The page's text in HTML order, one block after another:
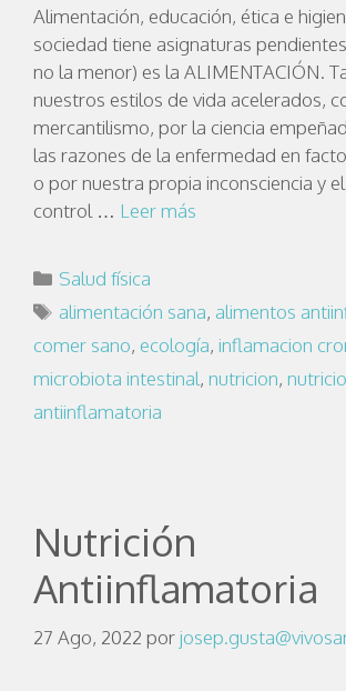
Alimentación, educación, ética e
sociedad tiene asignaturas
no la menor) es la ALIMENTACIÓN.
nuestros estilos de vida acelerados,
mercantilismo, por la ciencia
las razones de la enfermedad en
o por nuestra propia inconsciencia y
control … Leer más
Salud física
alimentación sana, alimentos
comer sano, ecología, inflamacion
microbiota intestinal, nutricion,
antiinflamatoria
Nutrición
Antiinflamatoria
27 Ago, 2022 por